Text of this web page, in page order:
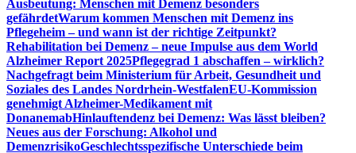
Ausbeutung: Menschen mit Demenz besonders
gefährdetWarum kommen Menschen mit Demenz ins
Pflegeheim – und wann ist der richtige Zeitpunkt?
Rehabilitation bei Demenz – neue Impulse aus dem World
Alzheimer Report 2025Pflegegrad 1 abschaffen – wirklich?
Nachgefragt beim Ministerium für Arbeit, Gesundheit und
Soziales des Landes Nordrhein-WestfalenEU-Kommission
genehmigt Alzheimer-Medikament mit
DonanemabHinlauftendenz bei Demenz: Was lässt bleiben?
Neues aus der Forschung: Alkohol und
DemenzrisikoGeschlechtsspezifische Unterschiede beim